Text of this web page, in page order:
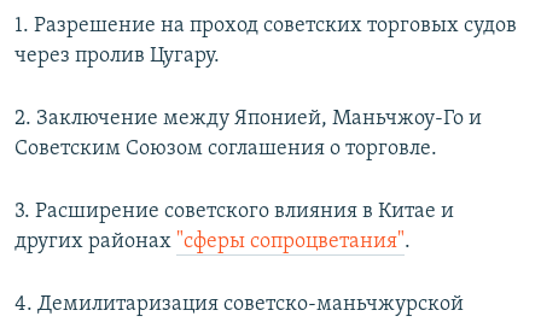
1. Разрешение на проход советских торговых судов
через пролив Цугару.
2. Заключение между Японией, Маньчжоу-Го и
Советским Союзом соглашения о торговле.
3. Расширение советского влияния в Китае и
других районах "сферы сопроцветания".
4. Демилитаризация советско-маньчжурской